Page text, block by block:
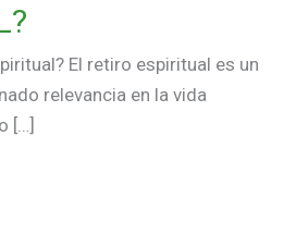
El retiro espiritual es un
relevancia en la vida
[…]